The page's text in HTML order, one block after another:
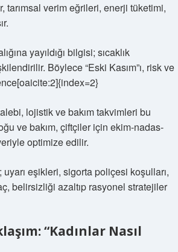
tarımsal verim eğrileri, enerji tüketimi,
yayıldığı bilgisi; sıcaklık
Böylece “Eski Kasım”ı, risk ve
lojistik ve bakım takvimleri bu
ve bakım, çiftçiler için ekim-nadas-
optimize edilir.
uyarı eşikleri, sigorta poliçesi koşulları,
belirsizliği azaltıp rasyonel stratejiler
“Kadınlar Nasıl